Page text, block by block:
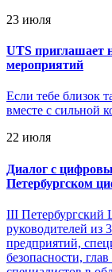
23 июля
UTS приглашает
мероприятий
Если тебе близок
вместе с сильной
22 июля
Диалог с
Петербургском
III Петербургский
руководителей из
предприятий,
безопасности,